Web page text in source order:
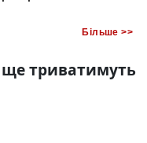
Більше >>
триватимуть